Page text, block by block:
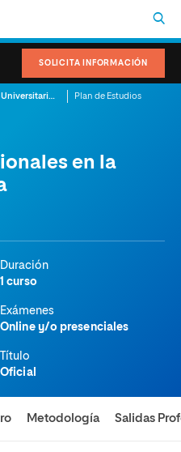
SOLICITA INFORMACIÓN
Máster Universitario en Estrategias Nutricionales en la Práctica Deportiva Plan de Estudios
en la
Duración
1 curso
Exámenes
Online y/o presenciales
Título
Oficial
Metodología Salidas